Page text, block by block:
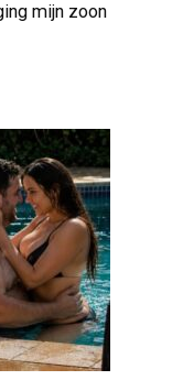
mijn zoon